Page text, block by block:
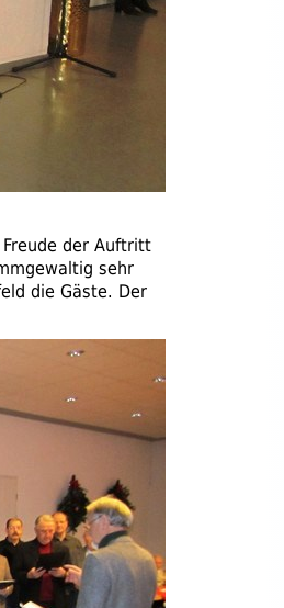
der Auftritt
sehr
die Gäste. Der